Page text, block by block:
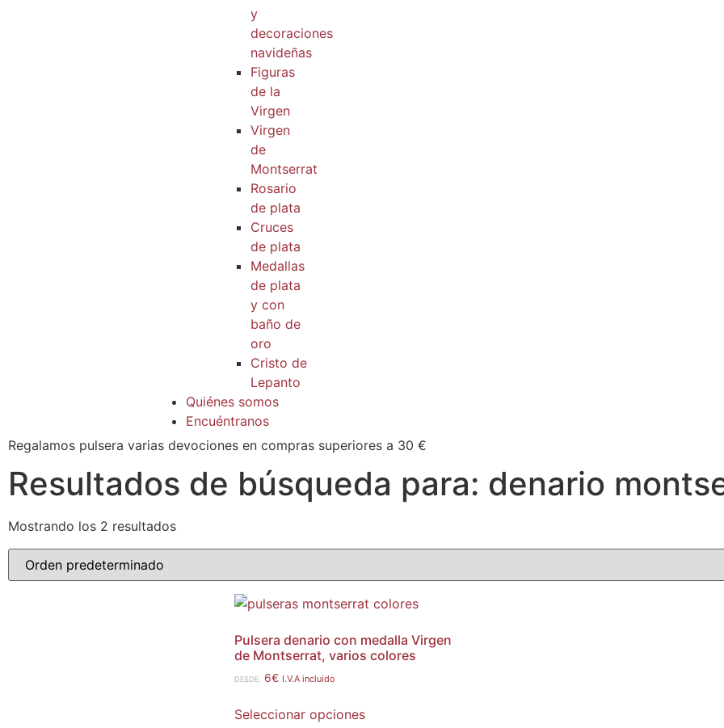
y
decoraciones
navideñas
Figuras
de la
Virgen
Virgen
de
Montserrat
Rosario
de plata
Cruces
de plata
Medallas
de plata
y con
baño de
oro
Cristo de
Lepanto
Quiénes somos
Encuéntranos
Regalamos pulsera varias devociones en compras superiores a 30 €
Resultados de búsqueda para: denario
Mostrando los 2 resultados
Pulsera denario con medalla Virgen
de Montserrat, varios colores
DESDE: 6€ I.V.A incluido
Seleccionar opciones